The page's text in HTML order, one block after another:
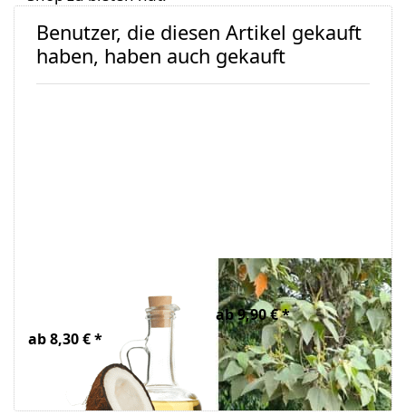
Benutzer, die diesen Artikel gekauft
haben, haben auch gekauft
ab 8,30 € *
Drachenblut
ab 9,90 € *